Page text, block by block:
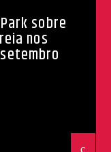
sobre
nos